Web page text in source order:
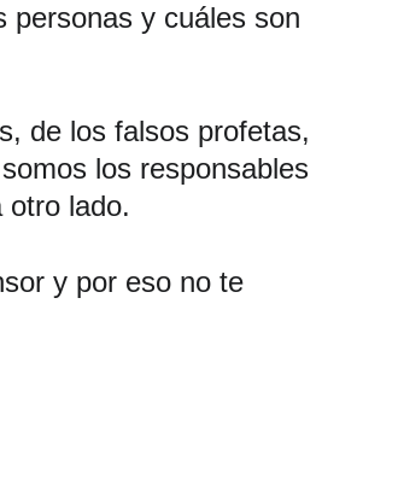
personas y cuáles son
de los falsos profetas,
los responsables
otro lado.
y por eso no te